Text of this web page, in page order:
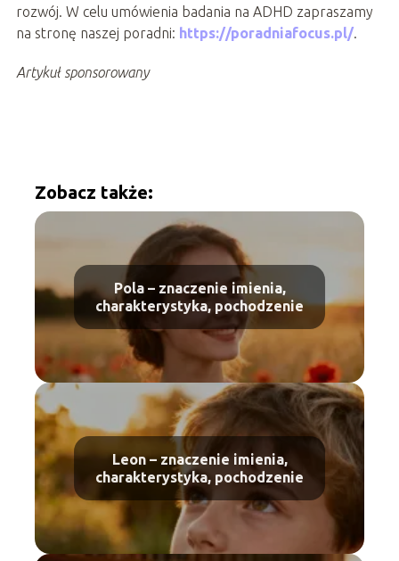
rozwój. W celu umówienia badania na ADHD zapraszamy
na stronę naszej poradni: https://poradniafocus.pl/.
Artykuł sponsorowany
Zobacz także:
Pola – znaczenie imienia,
charakterystyka, pochodzenie
Leon – znaczenie imienia,
charakterystyka, pochodzenie